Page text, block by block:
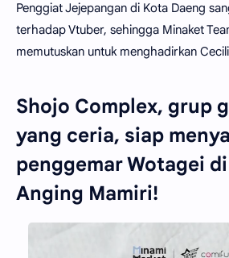
Penggiat Jejepangan di Kota Daeng
terhadap Vtuber, sehingga Minaket
memutuskan untuk menghadirkan
Shojo Complex, grup
yang ceria, siap
penggemar Wotagei
Anging Mamiri!